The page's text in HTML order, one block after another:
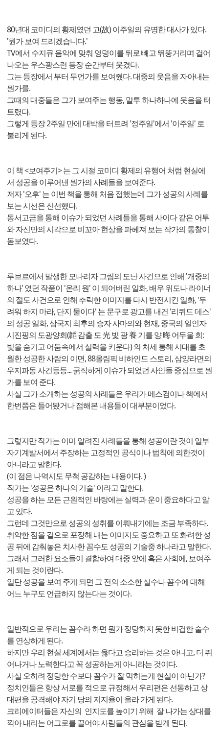
80년대 코미디의 황제였던 고(故) 이주일의 유명한 대사가 있다.
'뭔가 보여 드리겠습니다.'
TV에서 수지큐 음악에 맞춰 엉덩이를 뒤로 빼고 뛰뚱거리며 걸어
나오는 우스꽝스런 등장 순간부터 웃겼다.
그는 등장에서 부터 무언가를 보여줬다. 대중의 웃음을 자아내는
뭔가를.
그때의 대중들은 그가 보여주는 행동, 말투 하나하나에 웃음을 터
트렸다.
그렇게 등장 2주일 만에 대박을 터트려 '정주일'에서 '이주일' 로
불리게 된다.
이 책 <보여주기> 는 그 시절 코미디 황제의 유행어 처럼 현실에
서 성공을 이루어낸 뭔가의 사례들을 보여준다.
저자 '오후' 는 이번 책을 통해 처음 접했는데 그가 성공의 사례를
보는 시선은 신선했다.
동서고금을 통해 이슈가 되었던 사례들을 통해 사이다 같은 어투
와 자신만의 시각으로 비꼬아 현상을 파헤져 보는 작가의 통찰이
돋보였다.
루브르에서 발생한 모나리자 그림의 도난 사건으로 인해 '개중의
하나' 였던 작품이 '온리 원' 이 되어버린 일화, 배우 위도나 라이너
의 절도 사건으로 인해 추락한 이미지를 다시 반전시킨 일화, '두
려워 하지 마라, 단지 물이다' 는 문구로 광고를 내건 '리퀴드 데스'
의 성공 일화, 삼국지 최후의 승자 사마의와 현재, 중국의 일인자
시진핑의 도광양회(韜 감출 도 光 빛 광 養 기를 양 晦 어두울 회:
빛을 숨기고 어둠속에서 실력을 키운다) 의 처세 통해 시대를 초
월한 성공한 사람의 이면, 88올림픽 비하인드 스토리, 삼양라면의
우지파동 사건등등... 굵직하게 이슈가 되었던 사안들 중심으로 뭔
가를 보여 준다.
사실 그가 소개하는 성공의 사례들은 우리가 메스컴이나 책에서
한번쯤은 들어봤거나 접해본 내용들이 대부분이었다.
그렇지만 작가는 이미 알려진 사례들을 통해 성공이란 것이 일부
자기계발서에서 주장하는 고정적인 공식이나 법칙에 의한것이
아니라고 말한다.
(이 점은 나역시도 무척 공감하는 내용이다. )
작가는 '성공은 하나의 기술' 이라고 말한다.
성공을 하는 모든 근원적인 바탕에는 실력과 운이 중요하다고 알
고 있다.
그런데 그것만으로 성공의 성취를 이뤄내기에는 조금 부족하다.
취약한 점을 겉으로 포장해 내는 이미지도 중요하고 또 화려한 성
공 뒤에 감춰놓은 치사한 꼼수도 성공의 기술중 하나라고 말한다.
그래서 그러한 요소들이 결합하여 대중 앞에 혹은 사회에, 보여주
게 되는 것이란다.
일단 성공을 보여 주게 되면 그 전의 소소한 실수나 꼼수에 대해
어느 누구도 언급하지 않는다는 것이다.
일반적으로 우리는 꼼수라 하면 뭔가 정당하지 못한 비겁한 술수
를 연상하게 된다.
하지만 우리 현실 세계에서는 옳다고 승리하는 것은 아니고, 더 뛰
어나거나 노력한다고 꼭 성공하는게 아니라는 것이다.
사실 오히려 정당한 수보다 꼼수가 잘 먹히는게 현실이 아닌가?
정치인들은 항상 서로를 적으로 규정해서 우리편은 선동하고 상
대편을 공격해야 자기 당의 지지율이 올라 가게 된다.
크리에이터들은 자신의 인지도를 높이기 위해 잘 나가는 상대를
깍아 내리는 어그로를 끌어야 사람들의 관심을 받게 된다.